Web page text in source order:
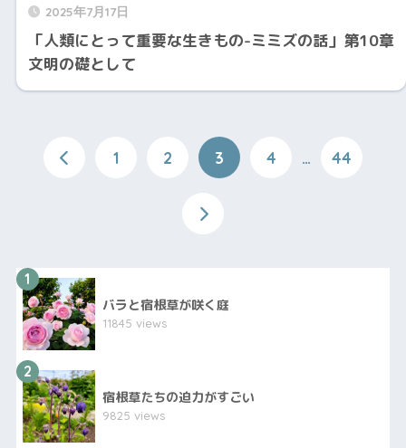
2025年7月17日
「人類にとって重要な生きもの-ミミズの話」第10章
文明の礎として
1 2 3 4 … 44
1
バラと宿根草が咲く庭
11845 views
2
宿根草たちの迫力がすごい
9825 views